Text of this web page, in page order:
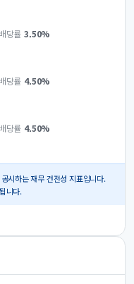
당률 3.50%
당률 4.50%
당률 4.50%
시하는 재무 건전성 지표입니다.
니다.